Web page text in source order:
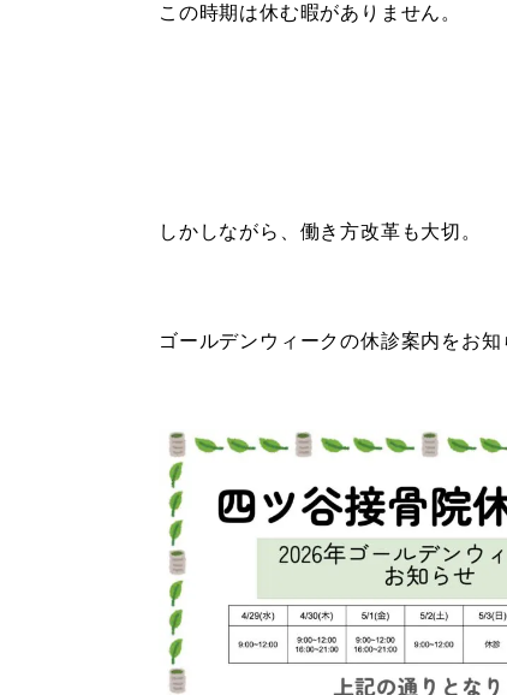
この時期は休む暇がありません。
しかしながら、働き方改革も大切。
ゴールデンウィークの休診案内をお知